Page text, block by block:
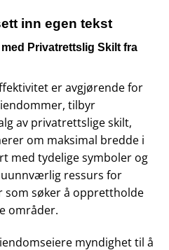
inn egen tekst
Privatrettslig Skilt fra
er avgjørende for
tilbyr
av privatrettslige skilt,
om maksimal bredde i
med tydelige symboler og
ressurs for
søker å opprettholde
områder.
myndighet til å